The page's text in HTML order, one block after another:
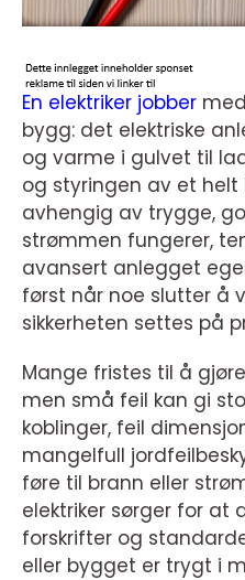
En elektriker jobber
bygg: det elektriske
og varme i gulvet til
og styringen av et helt
avhengig av trygge,
strømmen fungerer,
avansert anlegget
først når noe slutter å
sikkerheten settes på
Mange fristes til å
men små feil kan gi
koblinger, feil
mangelfull
føre til brann eller
elektriker sørger for at
forskrifter og
eller bygget er trygt i